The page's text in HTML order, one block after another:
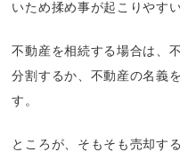
いため揉め事が起こりやす
不動産を相続する場合は、
分割するか、不動産の名義
す。
ところが、そもそも売却す